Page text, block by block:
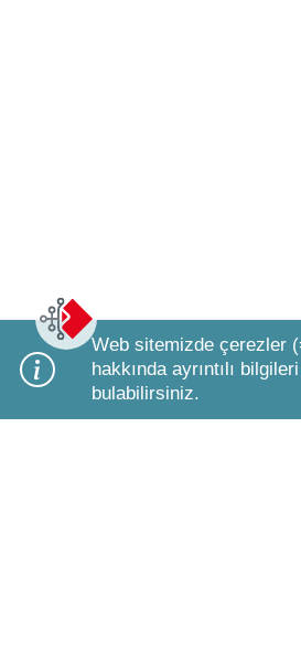
Bottom Search Toolbar
Web sitemizde çerezler
hakkında ayrıntılı bilgileri
bulabilirsiniz.